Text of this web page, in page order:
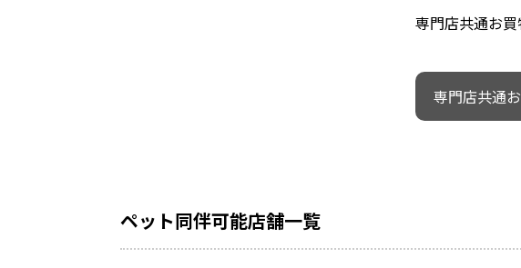
専門店共通お
専門店共通
ペット同伴可能店舗一覧